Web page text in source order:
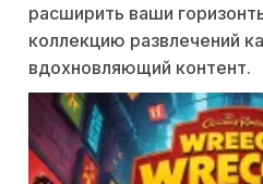
расширить ваши
коллекцию развлечений
вдохновляющий контент.